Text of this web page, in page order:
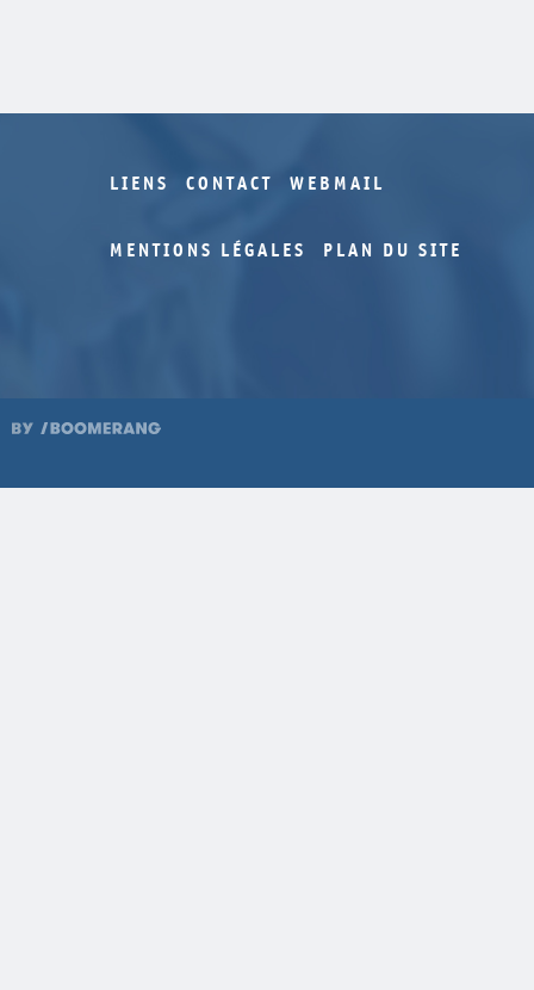
LIENS CONTACT WEBMAIL
MENTIONS LÉGALES PLAN DU SITE